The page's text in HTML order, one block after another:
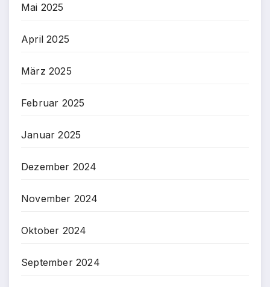
Mai 2025
April 2025
März 2025
Februar 2025
Januar 2025
Dezember 2024
November 2024
Oktober 2024
September 2024